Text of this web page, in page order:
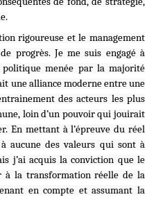
rigoureuse et le management
progrès. Je me suis engagé à
menée par la majorité
une alliance moderne entre une
des acteurs les plus
loin d’un pouvoir qui jouirait
En mettant à l’épreuve du réel
aucune des valeurs qui sont à
j’ai acquis la conviction que le
la transformation réelle de la
en compte et assumant la